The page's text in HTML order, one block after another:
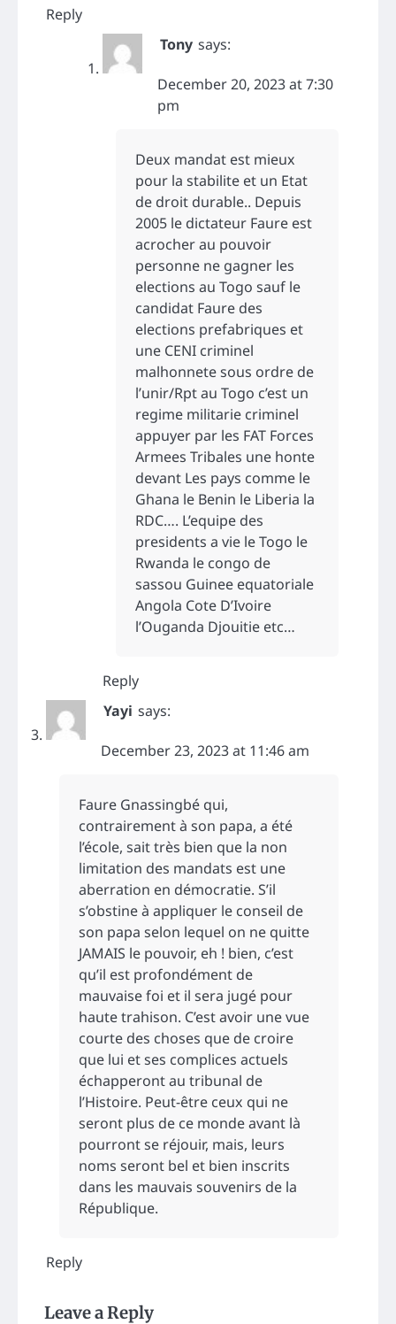
Reply
Tony says:
December 20, 2023 at 7:30
pm
Deux mandat est mieux
pour la stabilite et un Etat
de droit durable.. Depuis
2005 le dictateur Faure est
acrocher au pouvoir
personne ne gagner les
elections au Togo sauf le
candidat Faure des
elections prefabriques et
une CENI criminel
malhonnete sous ordre de
l’unir/Rpt au Togo c’est un
regime militarie criminel
appuyer par les FAT Forces
Armees Tribales une honte
devant Les pays comme le
Ghana le Benin le Liberia la
RDC…. L’equipe des
presidents a vie le Togo le
Rwanda le congo de
sassou Guinee equatoriale
Angola Cote D’Ivoire
l’Ouganda Djouitie etc…
Reply
Yayi says:
December 23, 2023 at 11:46 am
Faure Gnassingbé qui,
contrairement à son papa, a été
l’école, sait très bien que la non
limitation des mandats est une
aberration en démocratie. S’il
s’obstine à appliquer le conseil de
son papa selon lequel on ne quitte
JAMAIS le pouvoir, eh ! bien, c’est
qu’il est profondément de
mauvaise foi et il sera jugé pour
haute trahison. C’est avoir une vue
courte des choses que de croire
que lui et ses complices actuels
échapperont au tribunal de
l’Histoire. Peut-être ceux qui ne
seront plus de ce monde avant là
pourront se réjouir, mais, leurs
noms seront bel et bien inscrits
dans les mauvais souvenirs de la
République.
Reply
Leave a Reply